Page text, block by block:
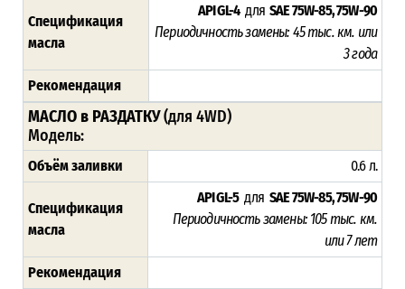
Спецификация
масла
API GL-4для SAE 75W-85, 75W-90
Периодичность замены: 45тыс. км. или
3 года
Рекомендация
МАСЛО в РАЗДАТКУ(для 4WD)
Модель:
Объём заливки 0.6 л.
Спецификация
масла
API GL-5дляSAE 75W-85, 75W-90
Периодичность замены: 105тыс. км.
или 7 лет
Рекомендация